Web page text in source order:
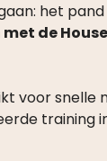
het
de
voor